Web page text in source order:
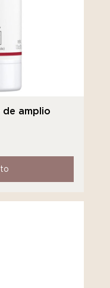
de amplio